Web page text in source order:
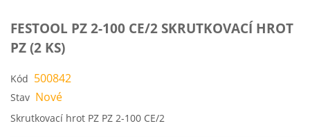
FESTOOL PZ 2-100 CE/2 SKRUTKOVACÍ HROT
PZ (2 KS)
Kód 500842
Stav Nové
Skrutkovací hrot PZ PZ 2-100 CE/2